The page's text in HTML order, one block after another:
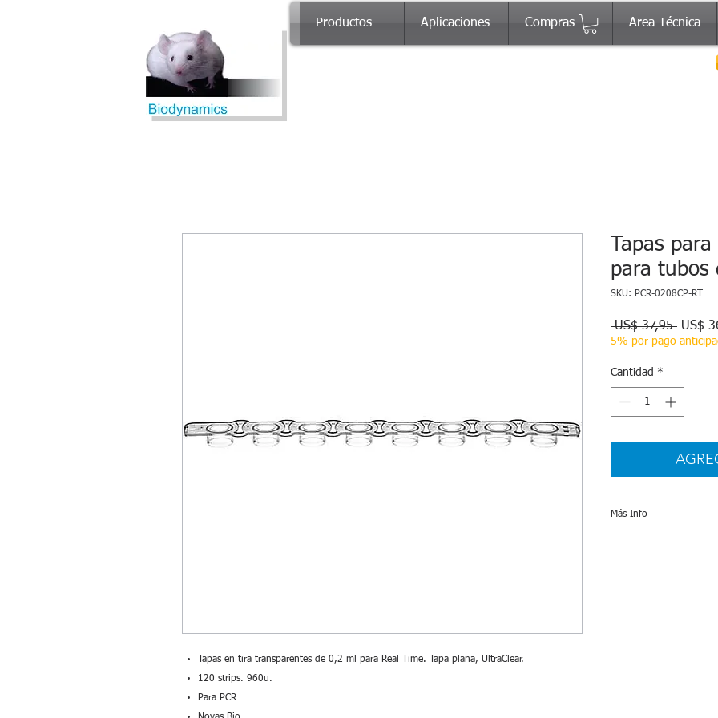
Productos Aplicaciones Compras Area Técnica
Tapas en tira transparentes de 0,2 ml para Real Time. Tapa plana, UltraClear.
120 strips. 960u.
Para PCR
Tapas
para tubos
SKU: PCR-0208CP-RT
US$ 37,95 Precio
US$
5% por pago
Cantidad *
Más Info